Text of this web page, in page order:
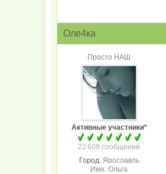
Оле4ка
Просто НАШ
Активные участники*
22 609 сообщений
Город: Ярославль
Имя: Ольга